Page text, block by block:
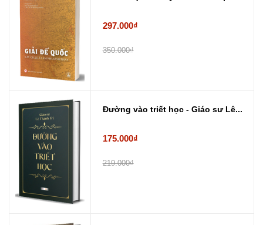
297.000₫
350.000₫
Đường vào triết học - Giáo sư Lê...
175.000₫
219.000₫